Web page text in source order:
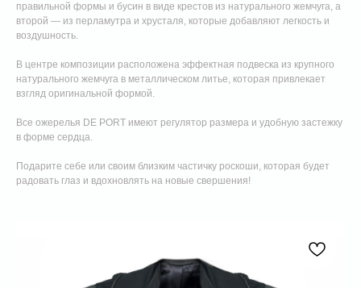
правильной формы и бусин в виде крестов из натурального жемчуга, а
второй — из перламутра и хрусталя, которые добавляют легкость и
воздушность.
В центре композиции расположена эффектная подвеска из крупного
натурального жемчуга в металлическом литье, которая привлекает
взгляд оригинальной формой.
Все ожерелья DE PORT имеют регулятор размера и удобную застежку
в форме сердца.
Подарите себе или своим близким частичку роскоши, которая будет
радовать глаз и вдохновлять на новые свершения!